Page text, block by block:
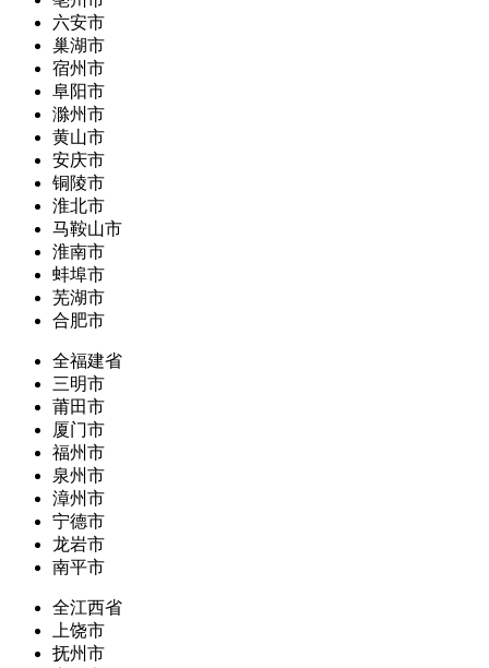
六安市
巢湖市
宿州市
阜阳市
滁州市
黄山市
安庆市
铜陵市
淮北市
马鞍山市
淮南市
蚌埠市
芜湖市
合肥市
全福建省
三明市
莆田市
厦门市
福州市
泉州市
漳州市
宁德市
龙岩市
南平市
全江西省
上饶市
抚州市